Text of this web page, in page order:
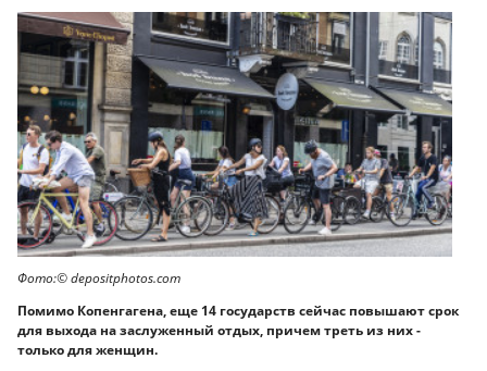
Фото:©️ depositphotos.com
Помимо Копенгагена, еще 14 государств сейчас повышают срок
для выхода на заслуженный отдых, причем треть из них -
только для женщин.